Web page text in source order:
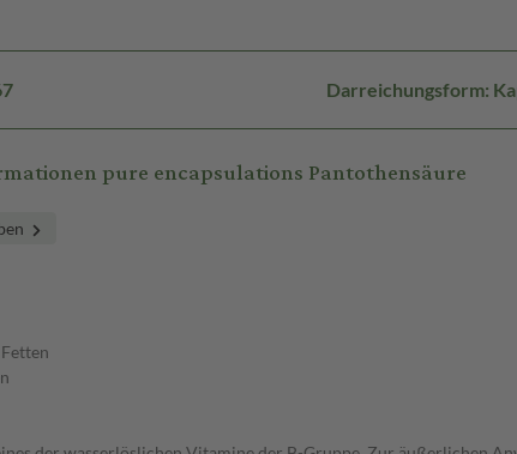
Darreichungsform:
pure encapsulations Pantothensäure